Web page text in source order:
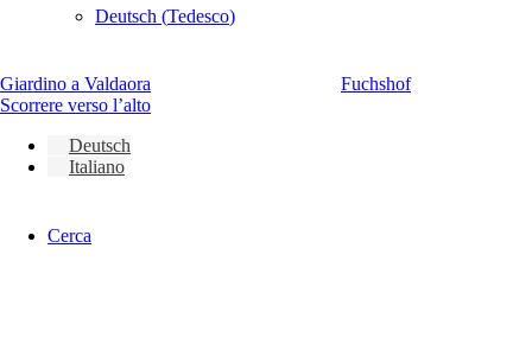
Deutsch (Tedesco)
Cerca
Giardino a Valdaora
Fuchshof
Scorrere verso l’alto
Deutsch
Italiano